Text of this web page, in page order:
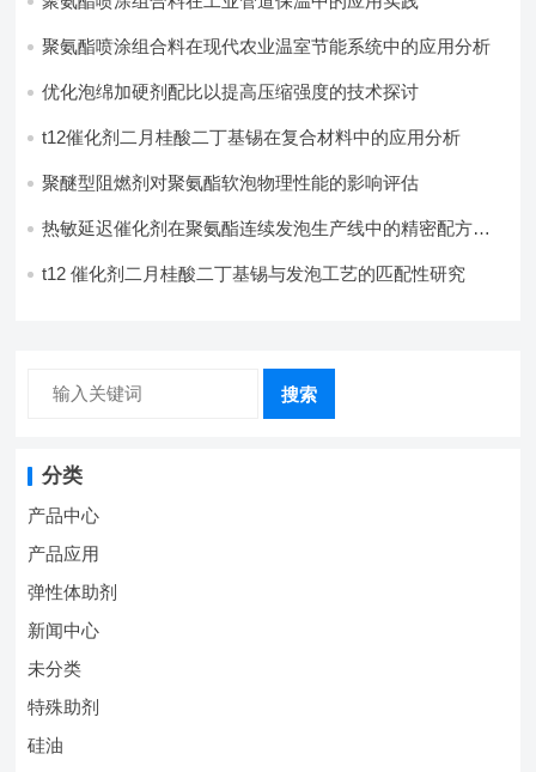
聚氨酯喷涂组合料在现代农业温室节能系统中的应用分析​
优化泡绵加硬剂配比以提高压缩强度的技术探讨
t12催化剂二月桂酸二丁基锡在复合材料中的应用分析
聚醚型阻燃剂对聚氨酯软泡物理性能的影响评估​
热敏延迟催化剂在聚氨酯连续发泡生产线中的精密配方设
t12 催化剂二月桂酸二丁基锡与发泡工艺的匹配性研究
搜索
分类
产品中心
产品应用
弹性体助剂
新闻中心
未分类
特殊助剂
硅油